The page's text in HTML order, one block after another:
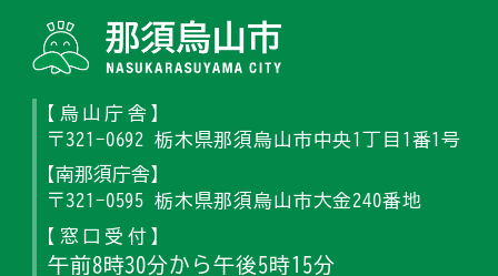
【烏山庁舎】
〒321-0692 栃木県那須烏山市中央1丁目1番1号
【南那須庁舎】
〒321-0595 栃木県那須烏山市大金240番地
【窓口受付】
午前8時30分から午後5時15分